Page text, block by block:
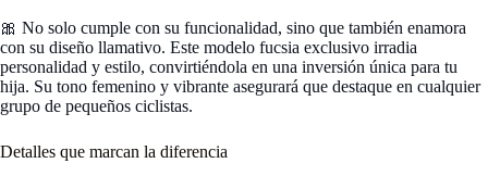
🎀 No solo cumple con su funcionalidad, sino que también enamora
con su diseño llamativo. Este modelo fucsia exclusivo irradia
personalidad y estilo, convirtiéndola en una inversión única para tu
hija. Su tono femenino y vibrante asegurará que destaque en cualquier
grupo de pequeños ciclistas.
Detalles que marcan la diferencia